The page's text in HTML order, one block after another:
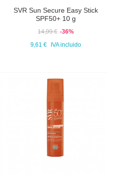
SVR Sun Secure Easy Stick
SPF50+ 10 g
14,99 € -36%
9,61 €
IVA incluido